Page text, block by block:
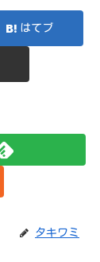
はてブ
タキワミ